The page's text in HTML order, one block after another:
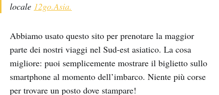
locale 12go.Asia.
Abbiamo usato questo sito per prenotare la maggior
parte dei nostri viaggi nel Sud-est asiatico. La cosa
migliore: puoi semplicemente mostrare il biglietto sullo
smartphone al momento dell’imbarco. Niente più corse
per trovare un posto dove stampare!